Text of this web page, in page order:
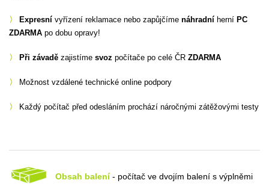
〉 Expresní vyřízení reklamace nebo zapůjčíme náhradní herní PC
ZDARMA po dobu opravy!
〉 Při závadě zajistíme svoz počítače po celé ČR ZDARMA
〉 Možnost vzdálené technické online podpory
〉 Každý počítač před odesláním prochází náročnými zátěžovými testy
Obsah balení- počítač ve dvojím balení s výplněmi